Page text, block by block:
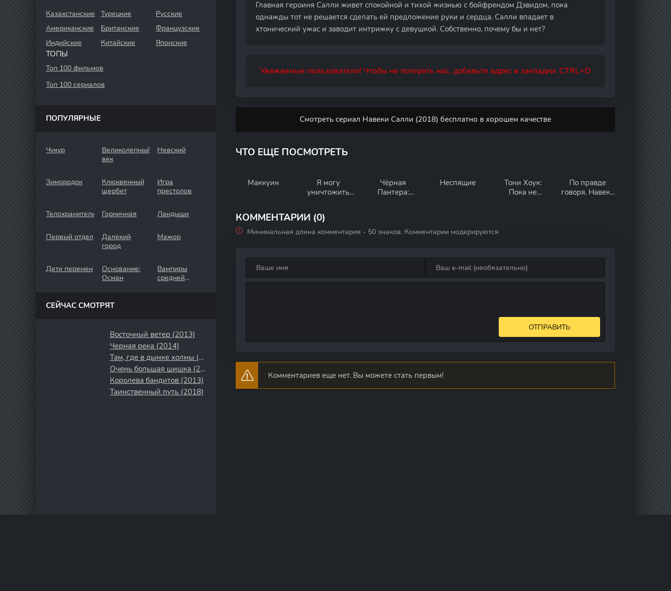
Главная героиня Салли живет спокойной и тихой жизнью с бойфрендом Дэвидом, пока
однажды тот не решается сделать ей предложение руки и сердца. Салли впадает в
хтонический ужас и заводит интрижку с девушкой. Собственно, почему бы и нет?
Уважаемые пользователи! Чтобы не потерять нас, добавьте адрес в закладки: CTRL+D
Смотреть сериал Навеки Салли (2018) бесплатно в хорошем качестве
ЧТО ЕЩЕ ПОСМОТРЕТЬ
Маккуин
Я могу
уничтожить
Чёрная
Пантера:
Неспящие
Тони Хоук:
Пока не
По правде
говоря. Навеки
КОММЕНТАРИИ (0)
Минимальная длина комментария - 50 знаков. Комментарии модерируются
ОТПРАВИТЬ
Комментариев еще нет. Вы можете стать первым!
Казахстанские Турецкие
Русские
Американские
Британские
Французские
Индийские
Китайские Японские
ТОПЫ
Топ 100 фильмов
Топ 100 сериалов
ПОПУЛЯРНЫЕ
Чукур
Великолепный
век
Невский
Зимородок
Клюквенный
щербет
Игра
престолов
Телохранители Горничная Ландыши
Первый отдел
Далёкий
город
Мажор
Дети перемен
Основание:
Осман
Вампиры
средней
СЕЙЧАС СМОТРЯТ
Восточный ветер (2013)
Черная река (2014)
Там, где в дымке холмы (2025)
Очень большая шишка (2015)
Королева бандитов (2013)
Таинственный путь (2018)